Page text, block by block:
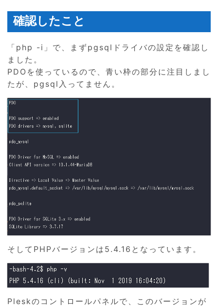
確認したこと
「php -i」で、まずpgsqlドライバの設定を確認し
ました。
PDOを使っているので、青い枠の部分に注目しまし
たが、pgsql入ってません。
そしてPHPバージョンは5.4.16となっています。
Pleskのコントロールパネルで、このバージョンが